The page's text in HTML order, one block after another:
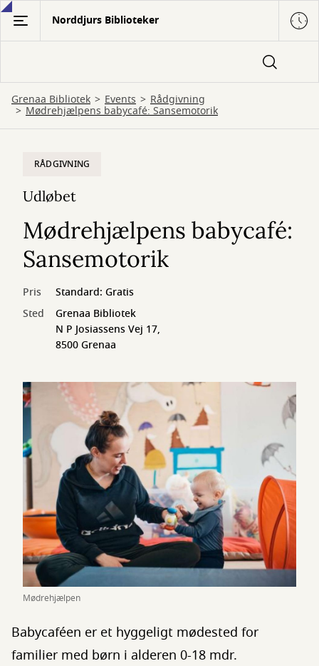
Gå
hovedindhold
Norddjurs Biblioteker
Grenaa Bibliotek Events Rådgivning
Mødrehjælpens babycafé: Sansemotorik
Mødrehjælpen
RÅDGIVNING
Udløbet
Mødrehjælpens babycafé:
Sansemotorik
Pris
Standard: Gratis
Sted
Grenaa Bibliotek
N P Josiassens Vej 17,
8500 Grenaa
Babycaféen er et hyggeligt mødested for
familier med børn i alderen 0-18 mdr.